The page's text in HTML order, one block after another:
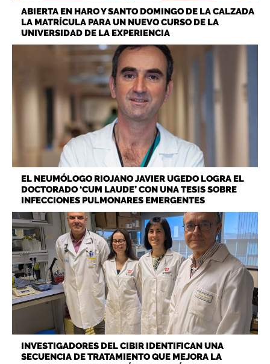
ABIERTA EN HARO Y SANTO DOMINGO DE LA CALZADA
LA MATRÍCULA PARA UN NUEVO CURSO DE LA
UNIVERSIDAD DE LA EXPERIENCIA
EL NEUMÓLOGO RIOJANO JAVIER UGEDO LOGRA EL
DOCTORADO ‘CUM LAUDE’ CON UNA TESIS SOBRE
INFECCIONES PULMONARES EMERGENTES
INVESTIGADORES DEL CIBIR IDENTIFICAN UNA
SECUENCIA DE TRATAMIENTO QUE MEJORA LA